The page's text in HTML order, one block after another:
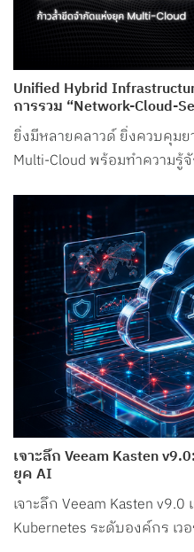
Unified Hybrid
การรวม “Network-Cloud-
เดียว จาก UIH Cloud
ยิ่งมีหลายคลาวด์ ยิ่งควบคุมย
Multi-Cloud พร้อมทำความรู้
เจาะลึก Veeam Kasten
ยุค AI
เจาะลึก Veeam Kasten
Kubernetes ระดับองค์กร เ